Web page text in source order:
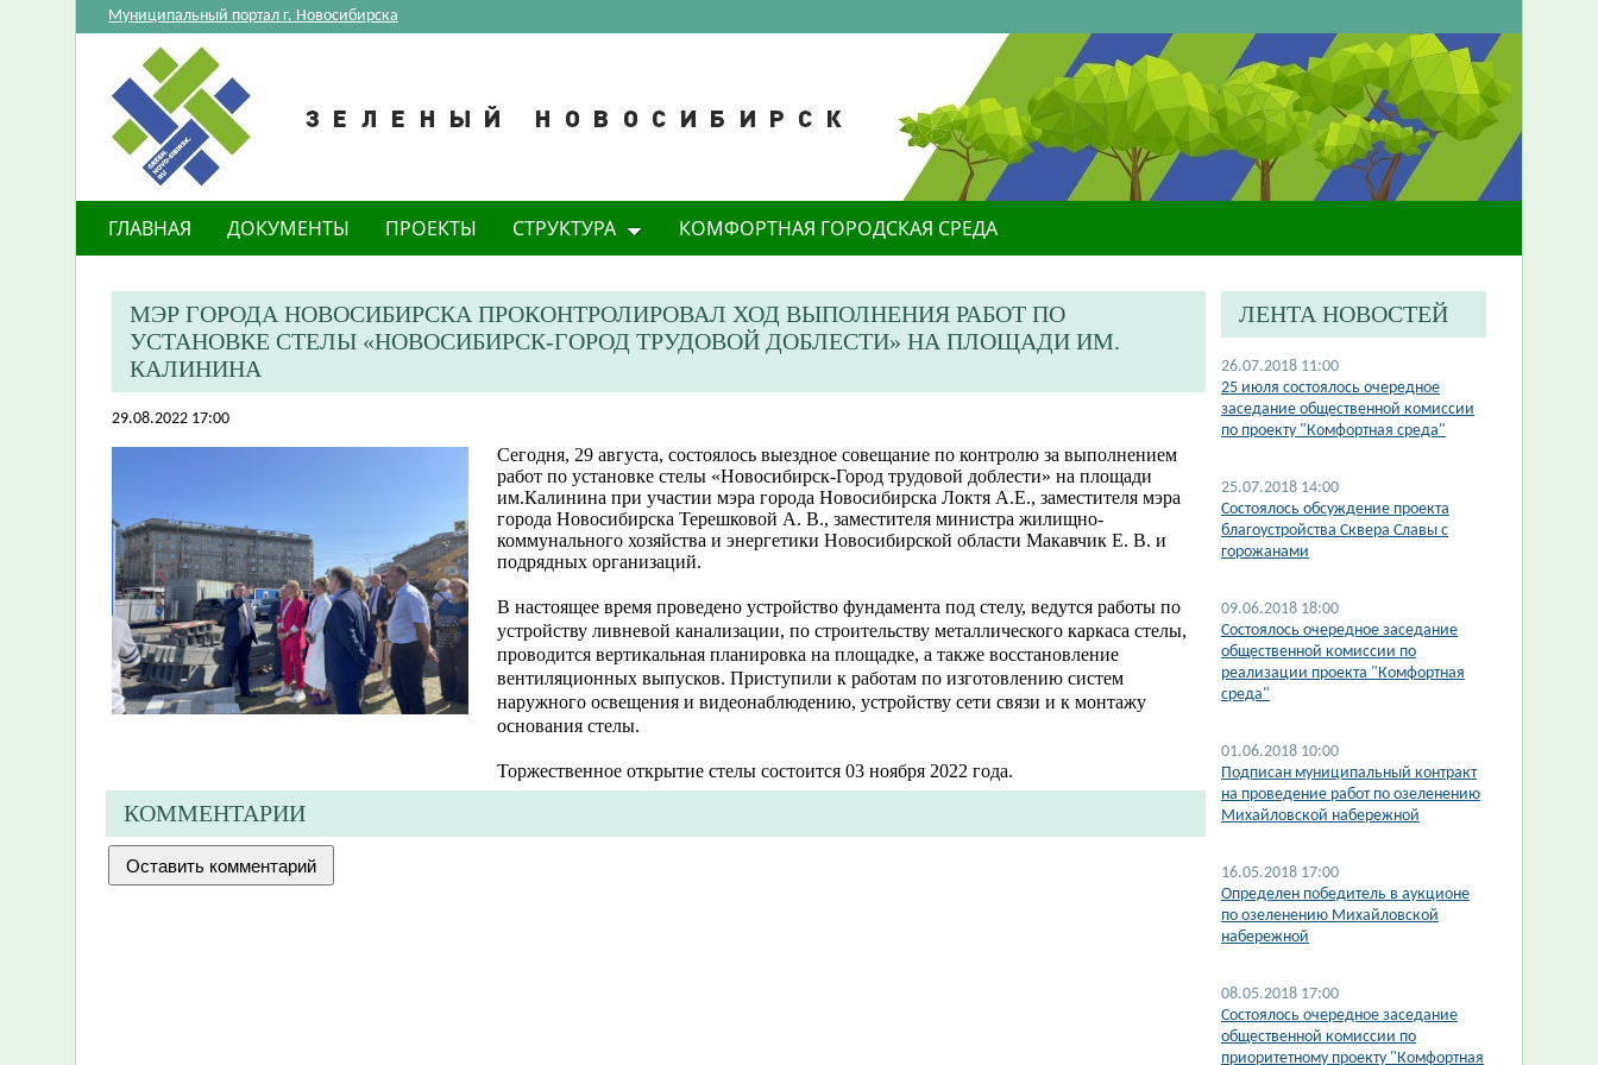
Муниципальный портал г. Новосибирска
ГЛАВНАЯ ДОКУМЕНТЫ ПРОЕКТЫ СТРУКТУРА КОМФОРТНАЯ ГОРОДСКАЯ СРЕДА
МЭР ГОРОДА НОВОСИБИРСКА ПРОКОНТРОЛИРОВАЛ ХОД ВЫПОЛНЕНИЯ РАБОТ ПО
УСТАНОВКЕ СТЕЛЫ «НОВОСИБИРСК-ГОРОД ТРУДОВОЙ ДОБЛЕСТИ» НА ПЛОЩАДИ ИМ.
КАЛИНИНА
29.08.2022 17:00
Сегодня, 29 августа, состоялось выездное совещание по контролю за выполнением
работ по установке стелы «Новосибирск-Город трудовой доблести» на площади
им.Калинина при участии мэра города Новосибирска Локтя А.Е., заместителя мэра
города Новосибирска Терешковой А. В., заместителя министра жилищно-
коммунального хозяйства и энергетики Новосибирской области Макавчик Е. В. и
подрядных организаций.
В настоящее время проведено устройство фундамента под стелу, ведутся работы по
устройству ливневой канализации, по строительству металлического каркаса стелы,
проводится вертикальная планировка на площадке, а также восстановление
вентиляционных выпусков. Приступили к работам по изготовлению систем
наружного освещения и видеонаблюдению, устройству сети связи и к монтажу
основания стелы.
Торжественное открытие стелы состоится 03 ноября 2022 года.
КОММЕНТАРИИ
ЛЕНТА НОВОСТЕЙ
26.07.2018 11:00
25 июля состоялось очередное
заседание общественной комиссии
по проекту "Комфортная среда"
25.07.2018 14:00
Состоялось обсуждение проекта
благоустройства Сквера Славы с
горожанами
09.06.2018 18:00
Состоялось очередное заседание
общественной комиссии по
реализации проекта "Комфортная
среда"
01.06.2018 10:00
Подписан муниципальный контракт
на проведение работ по озеленению
Михайловской набережной
16.05.2018 17:00
Определен победитель в аукционе
по озеленению Михайловской
набережной
08.05.2018 17:00
Состоялось очередное заседание
общественной комиссии по
приоритетному проекту "Комфортная